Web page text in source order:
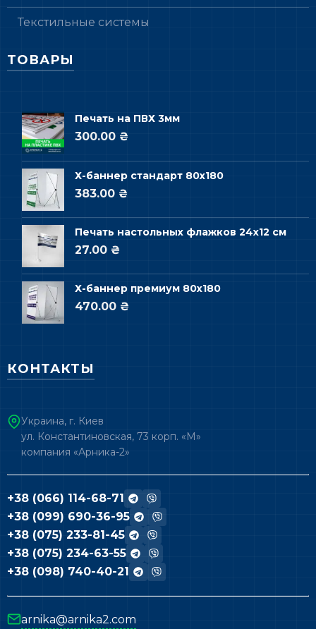
Текстильные системы
ТОВАРЫ
Печать на ПВХ 3мм
300.00 ₴
Х-баннер стандарт 80х180
383.00 ₴
Печать настольных флажков 24х12 см
27.00 ₴
Х-баннер премиум 80х180
470.00 ₴
КОНТАКТЫ
Украина, г. Киев
ул. Константиновская, 73 корп. «М»
компания «Арника-2»
+38 (066) 114-68-71
+38 (099) 690-36-95
+38 (075) 233-81-45
+38 (075) 234-63-55
+38 (098) 740-40-21
arnika@arnika2.com